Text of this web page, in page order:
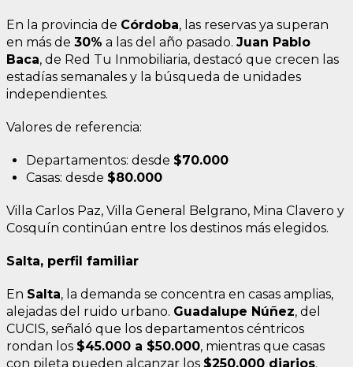
En la provincia de Córdoba, las reservas ya superan
en más de 30% a las del año pasado. Juan Pablo
Baca, de Red Tu Inmobiliaria, destacó que crecen las
estadías semanales y la búsqueda de unidades
independientes.
Valores de referencia:
Departamentos: desde $70.000
Casas: desde $80.000
Villa Carlos Paz, Villa General Belgrano, Mina Clavero y
Cosquín continúan entre los destinos más elegidos.
Salta, perfil familiar
En Salta, la demanda se concentra en casas amplias,
alejadas del ruido urbano. Guadalupe Núñez, del
CUCIS, señaló que los departamentos céntricos
rondan los $45.000 a $50.000, mientras que casas
con pileta pueden alcanzar los $250.000 diarios.